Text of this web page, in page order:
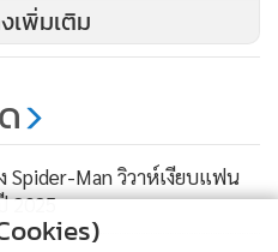
รายลดใช้พลังงาน
เพิ่มเติม
Man วิวาห์เงียบแฟน
2025